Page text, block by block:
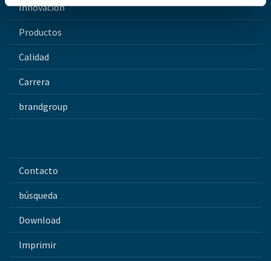
Innovación
Productos
Calidad
Carrera
brandgroup
Contacto
búsqueda
Download
Imprimir